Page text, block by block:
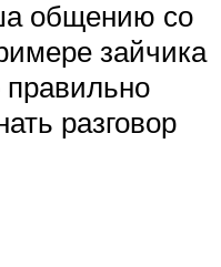
общению со
зайчика
правильно
разговор